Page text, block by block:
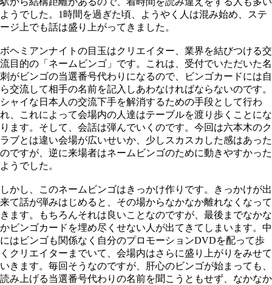
ようでした。1時間を過ぎた頃、ようやく人は混み始め、ステ
ージ上でも話は盛り上がってきました。
ボヘミアンナイトの目玉はクリエイター、業界を結びつける交
流目的の「ネームビンゴ」です。これは、受付でいただいた名
刺がビンゴの当選番号代わりになるので、ビンゴカードには自
ら交流して相手の名前を記入しあわなければならないのです。
シャイな日本人の交流下手を解消するための手段として行わ
れ、これによって会場内の人達はテーブルを渡り歩くことにな
ります。そして、会話は弾んでいくのです。今回は六本木のク
ラブとは違い会場が広いせいか、少しスカスカした感はあった
のですが、逆に来場者はネームビンゴのために動きやすかった
ようでした。
しかし、このネームビンゴはきっかけ作りです。きっかけが出
来て話が弾みはじめると、その場からなかなか離れなくなって
きます。もちろんそれは良いことなのですが、最後までなかな
かビンゴカードを埋め尽くせない人が出てきてしまいます。中
にはビンゴも関係なく自分のプロモーションDVDを配って歩
くクリエイターまでいて、会場内はさらに盛り上がりをみせて
いきます。毎回そうなのですが、肝心のビンゴが始まっても、
読み上げる当選番号代わりの名前を聞こうともせず、なかなか